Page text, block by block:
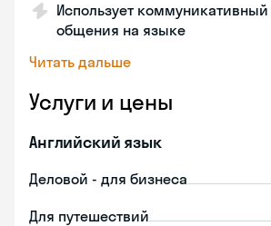
Использует
общения на языке
Читать дальше
Услуги и цены
Английский язык
Деловой - для бизнеса
Для путешествий